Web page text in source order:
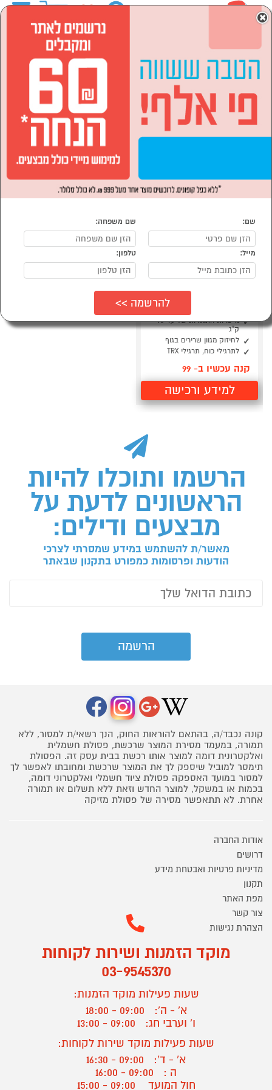
ספורט ,מחנאות וילדים
מכשירי כושר ופנאי
ציוד ספורט DNA COMFORT
נמצאו 1 מוצרי ציוד ספורט של DNA COMFORT
מיון: הפופולרים ביותר
סמן להשוואה
לחיזוק שרירי הגוף DNA
מייצרות התנגדות של עד 75
ק"ג
לחיזוק מגוון שרירים בגוף
לתרגילי כוח, תרגילי TRX
קנה עכשיו ב- 99
למידע ורכישה
הרשמו ותוכלו להיות
הראשונים לדעת על
מבצעים ודילים:
מאשר/ת להשתמש במידע שמסרתי לצרכי
הודעות ופרסומות כמפורט בתקנון שבאתר
קונה נכבד/ה, בהתאם להוראות החוק, הנך רשאי/ת למסור, ללא
תמורה, במעמד מסירת המוצר שרכשת, פסולת חשמלית
ואלקטרונית דומה למוצר אותו רכשת בבית עסק זה. הפסולת
תימסר למוביל שיספק לך את המוצר שרכשת ומחובתו לאפשר לך
למסור במועד האספקה פסולת ציוד חשמלי ואלקטרוני דומה,
בכמות או במשקל, למוצר החדש וזאת ללא תשלום או תמורה
אחרת. לא תתאפשר מסירה של פסולת מזיקה
אודות החברה
דרושים
מדיניות פרטיות ואבטחת מידע
תקנון
מפת האתר
צור קשר
הצהרת נגישות
מוקד הזמנות ושירות לקוחות
03-9545370
שעות פעילות מוקד הזמנות:
א' - ה':
09:00 - 18:00
ו' וערבי חג:
09:00 - 13:00
שעות פעילות מוקד שירות לקוחות:
א' - ד':
09:00 - 16:30
ה :
09:00 - 16:00
חול המועד
×
שם: שם משפחה:
מייל: טלפון: